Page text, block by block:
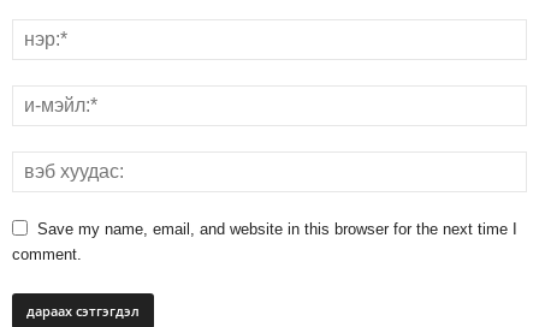
Save my name, email, and website in this browser for the next time I
comment.